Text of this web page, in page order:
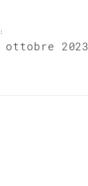
:
ottobre 2023